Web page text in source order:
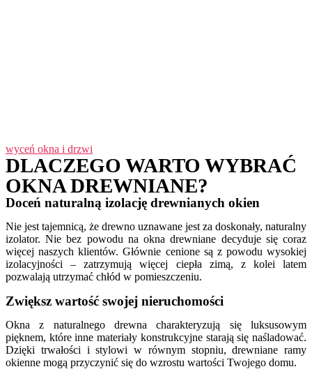
wyceń okna i drzwi
DLACZEGO WARTO WYBRAĆ
OKNA DREWNIANE?
Doceń naturalną izolację drewnianych okien
Nie jest tajemnicą, że drewno uznawane jest za doskonały, naturalny
izolator. Nie bez powodu na okna drewniane decyduje się coraz
więcej naszych klientów. Głównie cenione są z powodu wysokiej
izolacyjności – zatrzymują więcej ciepła zimą, z kolei latem
pozwalają utrzymać chłód w pomieszczeniu.
Zwiększ wartość swojej nieruchomości
Okna z naturalnego drewna charakteryzują się luksusowym
pięknem, które inne materiały konstrukcyjne starają się naśladować.
Dzięki trwałości i stylowi w równym stopniu, drewniane ramy
okienne mogą przyczynić się do wzrostu wartości Twojego domu.